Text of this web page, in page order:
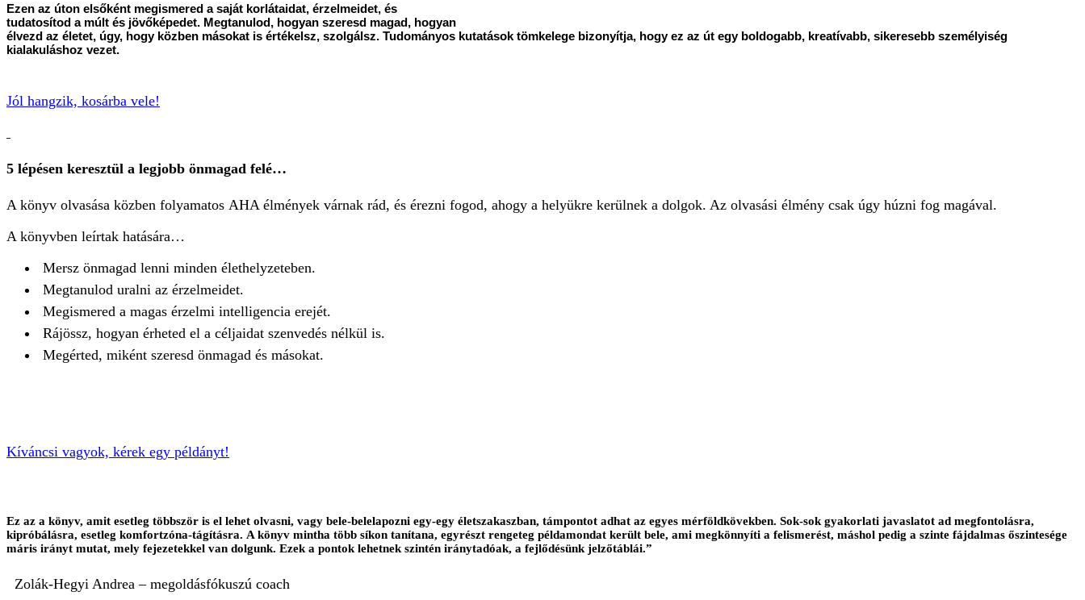
Ezen az úton elsőként megismered a saját korlátaidat, érzelmeidet, és
tudatosítod a múlt és jövőképedet. Megtanulod, hogyan szeresd magad, hogyan
élvezd az életet, úgy, hogy közben másokat is értékelsz, szolgálsz. Tudományos kutatások tömkelege bizonyítja, hogy ez az út egy boldogabb, kreatívabb, sikeresebb személyiség
kialakuláshoz vezet.
Jól hangzik, kosárba vele!
5 lépésen keresztül a legjobb önmagad felé…
A könyv olvasása közben folyamatos AHA élmények várnak rád, és érezni fogod, ahogy a helyükre kerülnek a dolgok. Az olvasási élmény csak úgy húzni fog magával.
A könyvben leírtak hatására…
Mersz önmagad lenni minden élethelyzeteben.
Megtanulod uralni az érzelmeidet.
Megismered a magas érzelmi intelligencia erejét.
Rájössz, hogyan érheted el a céljaidat szenvedés nélkül is.
Megérted, miként szeresd önmagad és másokat.
Kíváncsi vagyok, kérek egy példányt!
Ez az a könyv, amit esetleg többször is el lehet olvasni, vagy bele-belelapozni egy-egy életszakaszban, támpontot adhat az egyes mérföldkövekben. Sok-sok gyakorlati javaslatot ad megfontolásra,
kipróbálásra, esetleg komfortzóna-tágításra. A könyv mintha több síkon tanítana, egyrészt rengeteg példamondat került bele, ami megkönnyíti a felismerést, máshol pedig a szinte fájdalmas őszintesége
máris irányt mutat, mely fejezetekkel van dolgunk. Ezek a pontok lehetnek szintén iránytadóak, a fejlődésünk jelzőtáblái.”
Zolák-Hegyi Andrea – megoldásfókuszú coach